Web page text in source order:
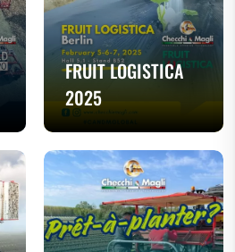
FRUIT LOGISTICA
2025